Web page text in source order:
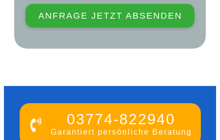
ANFRAGE JETZT ABSENDEN
03774-822940
Garantiert persönliche Beratung